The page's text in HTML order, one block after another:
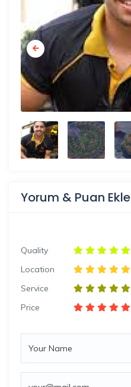
Yorum & Puan Ekle
Quality
Location
Service
Price